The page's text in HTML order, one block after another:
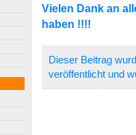
Vielen Dank an
haben !!!!
Dieser Beitrag
veröffentlicht und